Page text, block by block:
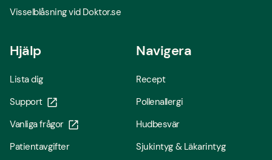
Visselblåsning vid Doktor.se
Hjälp
Lista dig
Support
Vanliga frågor
Patientavgifter
Navigera
Recept
Pollenallergi
Hudbesvär
Sjukintyg & Läkarintyg